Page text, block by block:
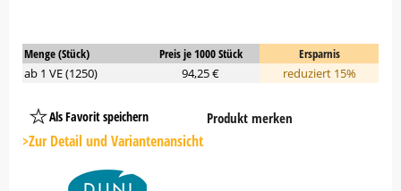
Menge (Stück) Preis je 1000 Stück
Ersparnis
ab 1 VE (1250)
94,25 € reduziert 15%
Als Favorit speichern
Platzhalter
Button
Produkt merken
>Zur Detail und Variantenansicht